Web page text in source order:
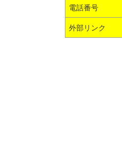
電話番号
外部リンク